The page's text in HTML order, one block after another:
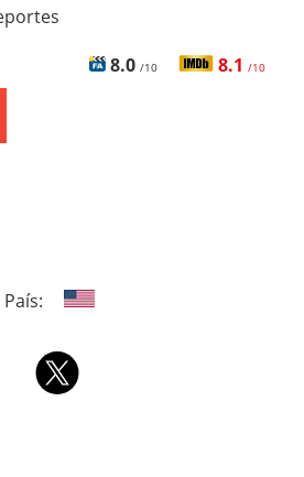
8.0 /10 8.1 /10
País: